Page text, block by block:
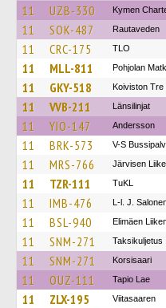
11 UZB-330 Kymen
11 SOK-487 Rautaveden
11 CRC-175 TLO
11 MLL-811 Pohjolan
11 GKY-518 Koiviston Tre
11 VVB-211 Länsilinjat
11 YIO-147 Andersson
11 BRK-573 V-S
11 MRS-766 Järvisen
11 TZR-111 TuKL
11 IMB-476 L-l. J.
11 BSL-940 Elimäen
11 SNM-271 Taksikuljetus
11 SNM-271 Korsisaari
11 OUZ-111 Tapio Lae
11 ZLX-195 Viitasaaren